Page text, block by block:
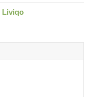
Liviqo